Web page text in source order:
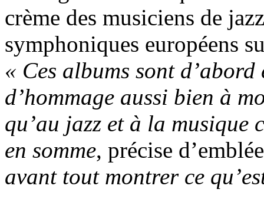
crème des musiciens de
symphoniques européens
« Ces albums sont
d’hommage aussi bien à
qu’au jazz et à la musique
en somme, précise
avant tout montrer ce